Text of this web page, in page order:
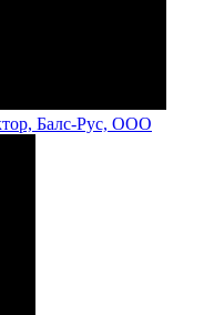
Балс-Рус, ООО